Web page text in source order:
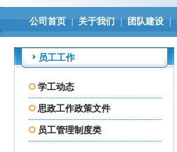
公司首页 | 关于我们 | 团队建设 |
员工工作
学工动态
思政工作政策文件
员工管理制度类